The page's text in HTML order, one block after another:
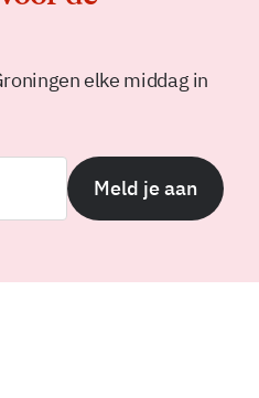
elke middag in
Meld je aan